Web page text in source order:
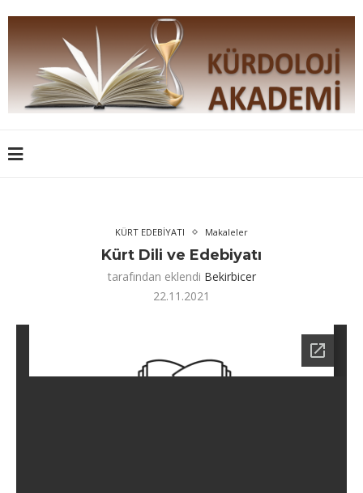
KÜRT EDEBİYATI Makaleler
Kürt Dili ve Edebiyatı
tarafından eklendi Bekirbicer
22.11.2021